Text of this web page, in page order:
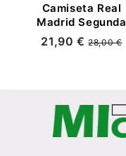
Camiseta Real
Madrid Segunda
Equipación
2025/2026 Azul
21,90 €28,00 €